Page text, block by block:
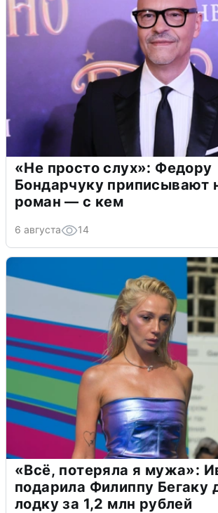
«Не просто слух»: Федору
Бондарчуку приписывают
роман — с кем
6 августа 14
«Всё, потеряла я мужа»:
подарила Филиппу Бегаку
лодку за 1,2 млн рублей